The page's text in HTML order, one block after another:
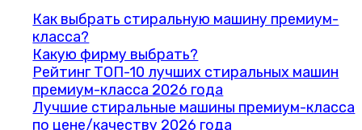
Как выбрать стиральную машину премиум-
класса?
Какую фирму выбрать?
Рейтинг ТОП-10 лучших стиральных машин
премиум-класса 2026 года
Лучшие стиральные машины премиум-класса
по цене/качеству 2026 года